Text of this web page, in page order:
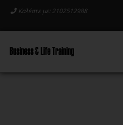
Καλέστε με: 2102512988